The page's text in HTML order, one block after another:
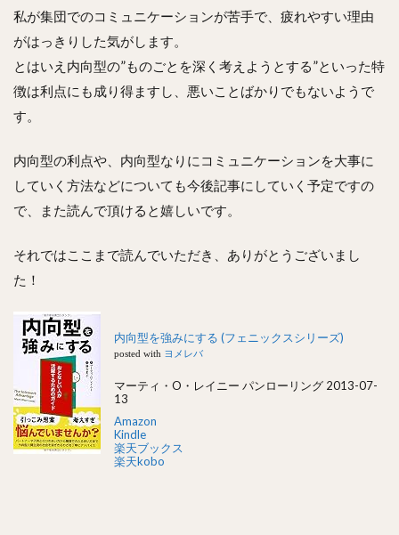
私が集団でのコミュニケーションが苦手で、疲れやすい理由
がはっきりした気がします。
とはいえ内向型の”ものごとを深く考えようとする”といった特
徴は利点にも成り得ますし、悪いことばかりでもないようで
す。
内向型の利点や、内向型なりにコミュニケーションを大事に
していく方法などについても今後記事にしていく予定ですの
で、また読んで頂けると嬉しいです。
それではここまで読んでいただき、ありがとうございまし
た！
内向型を強みにする (フェニックスシリーズ)
posted with ヨメレバ
マーティ・O・レイニー パンローリング 2013-07-
13
Amazon
Kindle
楽天ブックス
楽天kobo